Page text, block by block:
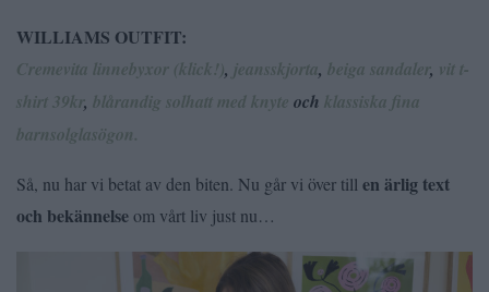
WILLIAMS OUTFIT:
Cremevita linnebyxor (klick!), jeansskjorta, beiga sandaler, vit t-
shirt 39kr, blårandig solhatt med knyte och klassiska fina
barnsolglasögon.
Så, nu har vi betat av den biten. Nu går vi över till en ärlig text
och bekännelseom vårt liv just nu…